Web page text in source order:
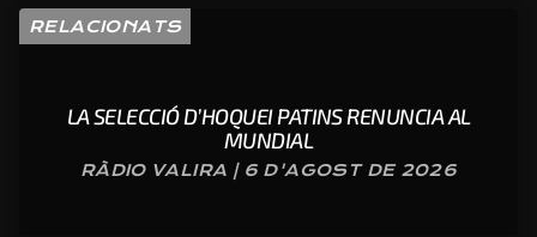
RELACIONATS
LA SELECCIÓ D’HOQUEI PATINS RENUNCIA AL
MUNDIAL
RÀDIO VALIRA | 6 D'AGOST DE 2026